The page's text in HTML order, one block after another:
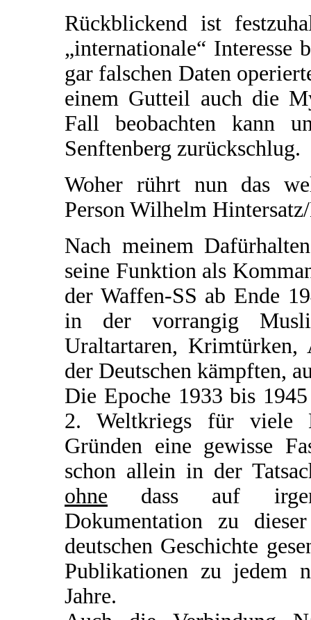
Rückblickend ist
„internationale“ Interesse
gar falschen Daten
einem Gutteil auch die
Fall beobachten kann
Senftenberg zurückschlug.
Woher rührt nun das
Person Wilhelm
Nach meinem
seine Funktion als
der Waffen-SS ab Ende
in der vorrangig
Uraltartaren, Krimtürken,
der Deutschen kämpften,
Die Epoche 1933 bis
2. Weltkriegs für viele
Gründen eine gewisse
schon allein in der
ohne dass auf
Dokumentation zu
deutschen Geschichte
Publikationen zu jedem
Jahre.